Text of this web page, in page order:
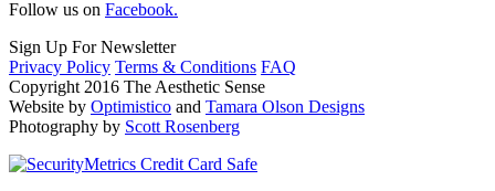
Follow us on Facebook.
Sign Up For Newsletter
Privacy Policy Terms & Conditions FAQ
Copyright 2016 The Aesthetic Sense
Website by Optimistico and Tamara Olson Designs
Photography by Scott Rosenberg